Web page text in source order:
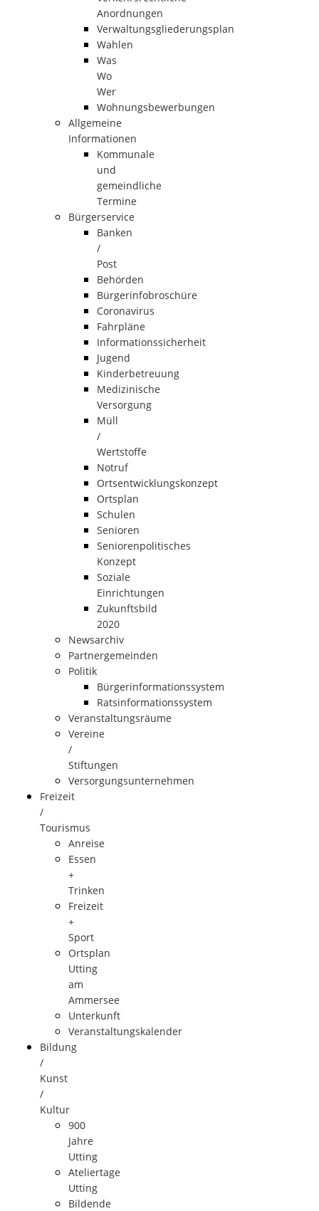
Anordnungen
Verwaltungsgliederungsplan
Wahlen
Was
Wo
Wer
Wohnungsbewerbungen
Allgemeine
Informationen
Kommunale
und
gemeindliche
Termine
Bürgerservice
Banken
/
Post
Behörden
Bürgerinfobroschüre
Coronavirus
Fahrpläne
Informationssicherheit
Jugend
Kinderbetreuung
Medizinische
Versorgung
Müll
/
Wertstoffe
Notruf
Ortsentwicklungskonzept
Ortsplan
Schulen
Senioren
Seniorenpolitisches
Konzept
Soziale
Einrichtungen
Zukunftsbild
2020
Newsarchiv
Partnergemeinden
Politik
Bürgerinformationssystem
Ratsinformationssystem
Veranstaltungsräume
Vereine
/
Stiftungen
Versorgungsunternehmen
Freizeit
/
Tourismus
Anreise
Essen
+
Trinken
Freizeit
+
Sport
Ortsplan
Utting
am
Ammersee
Unterkunft
Veranstaltungskalender
Bildung
/
Kunst
/
Kultur
900
Jahre
Utting
Ateliertage
Utting
Bildende